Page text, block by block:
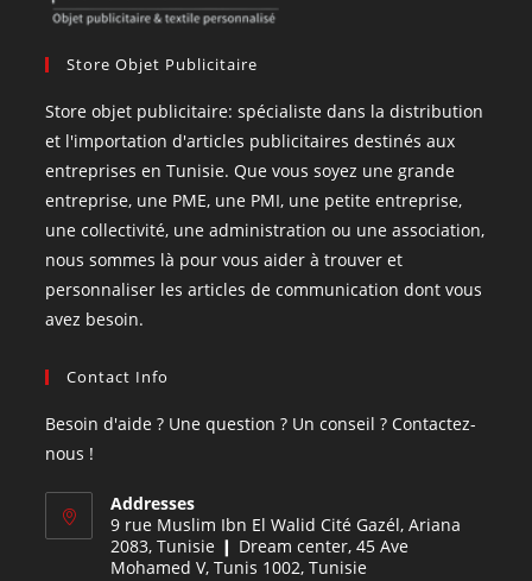
Store Objet Publicitaire
Store objet publicitaire: spécialiste dans la distribution
et l'importation d'articles publicitaires destinés aux
entreprises en Tunisie. Que vous soyez une grande
entreprise, une PME, une PMI, une petite entreprise,
une collectivité, une administration ou une association,
nous sommes là pour vous aider à trouver et
personnaliser les articles de communication dont vous
avez besoin.
Contact Info
Besoin d'aide ? Une question ? Un conseil ? Contactez-
nous !
Addresses
9 rue Muslim Ibn El Walid Cité Gazél, Ariana
2083, Tunisie ❙ Dream center, 45 Ave
Mohamed V, Tunis 1002, Tunisie